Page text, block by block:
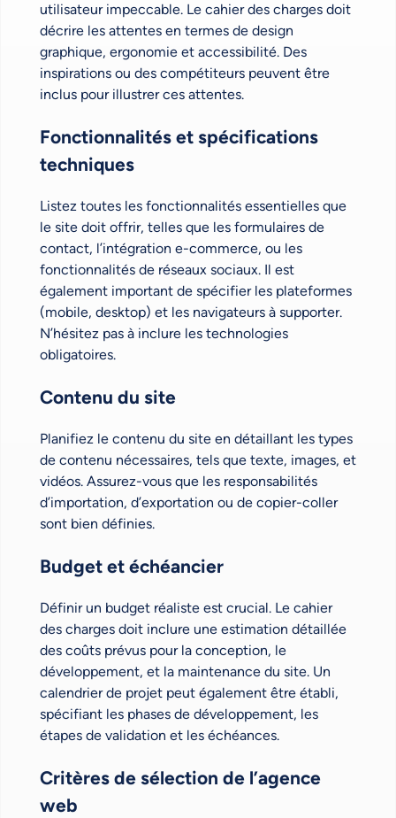
utilisateur impeccable. Le cahier des charges doit
décrire les attentes en termes de design
graphique, ergonomie et accessibilité. Des
inspirations ou des compétiteurs peuvent être
inclus pour illustrer ces attentes.
Fonctionnalités et spécifications
techniques
Listez toutes les fonctionnalités essentielles que
le site doit offrir, telles que les formulaires de
contact, l’intégration e-commerce, ou les
fonctionnalités de réseaux sociaux. Il est
également important de spécifier les plateformes
(mobile, desktop) et les navigateurs à supporter.
N’hésitez pas à inclure les technologies
obligatoires.
Contenu du site
Planifiez le contenu du site en détaillant les types
de contenu nécessaires, tels que texte, images, et
vidéos. Assurez-vous que les responsabilités
d’importation, d’exportation ou de copier-coller
sont bien définies.
Budget et échéancier
Définir un budget réaliste est crucial. Le cahier
des charges doit inclure une estimation détaillée
des coûts prévus pour la conception, le
développement, et la maintenance du site. Un
calendrier de projet peut également être établi,
spécifiant les phases de développement, les
étapes de validation et les échéances.
Critères de sélection de l’agence
web